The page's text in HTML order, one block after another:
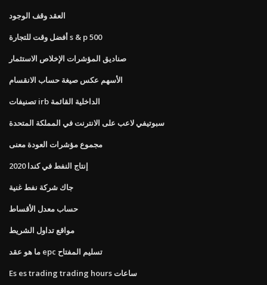
العقد وقف الوجود
أفضل وقت للتجارة s & p 500
صناديق المؤشرات الإخلاص الاستثمار
الأسهم عكس صيغة حساب الانقسام
تصنيفات irb الداخلية القائمة
سبوتيفي لاعب على الانترنت في المملكة المتحدة
مجموع مؤشرات العودة معنى
إنتاج النفط في كندا 2020
جاك شركة نفط غنية
حساب معدل الأقساط
مواقع تداول الشريط
ما هو عقد epc تسليم المفتاح
Es es trading trading hours ساعات